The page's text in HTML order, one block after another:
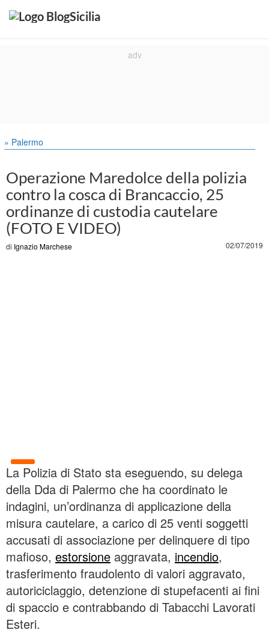
» Palermo
Operazione Maredolce della polizia
contro la cosca di Brancaccio, 25
ordinanze di custodia cautelare
(FOTO E VIDEO)
di Ignazio Marchese 02/07/2019
La Polizia di Stato sta eseguendo, su delega
della Dda di Palermo che ha coordinato le
indagini, un’ordinanza di applicazione della
misura cautelare, a carico di 25 venti soggetti
accusati di associazione per delinquere di tipo
mafioso, estorsione aggravata, incendio,
trasferimento fraudolento di valori aggravato,
autoriciclaggio, detenzione di stupefacenti ai fini
di spaccio e contrabbando di Tabacchi Lavorati
Esteri.